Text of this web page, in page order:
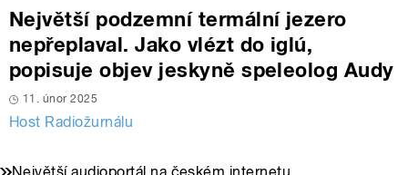
Největší podzemní termální jezero
nepřeplaval. Jako vlézt do iglú,
popisuje objev jeskyně speleolog Audy
11. únor 2025
Host Radiožurnálu